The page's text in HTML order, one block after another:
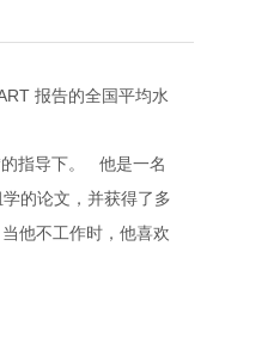
报告的全国平均水
指导下。
他是一名
的论文，并获得了多
当他不工作时，他喜欢